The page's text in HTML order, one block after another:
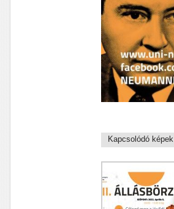
Kapcsolódó képek